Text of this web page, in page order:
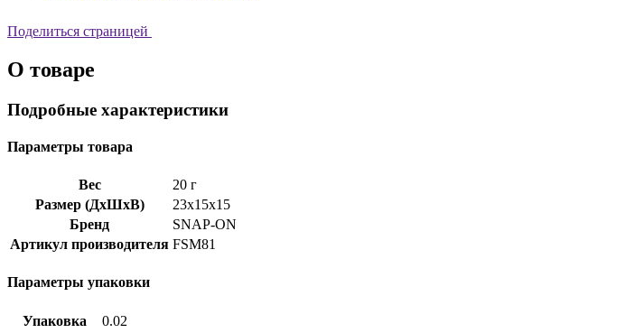
Поделиться страницей
О товаре
Подробные характеристики
Параметры товара
Вес
20 г
Размер (ДхШхВ)
23x15x15
Бренд
SNAP-ON
Артикул производителя FSM81
Параметры упаковки
Упаковка
0.02